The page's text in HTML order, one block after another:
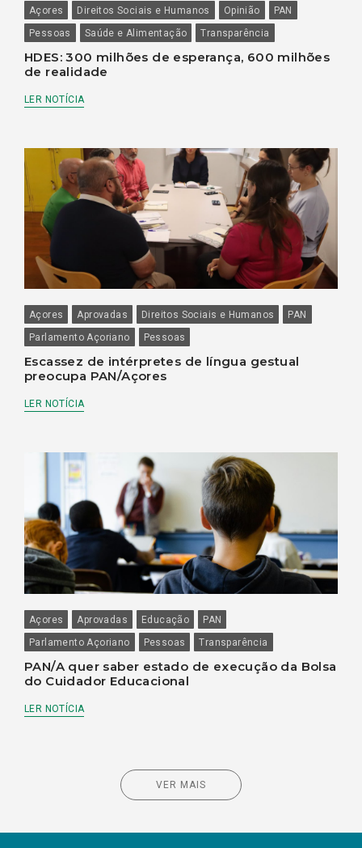
Açores Direitos Sociais e Humanos Opinião
PAN
Pessoas
Saúde e Alimentação Transparência
HDES: 300 milhões de esperança, 600 milhões
de realidade
LER NOTÍCIA
Açores Aprovadas Direitos Sociais e Humanos
PAN
Parlamento Açoriano
Pessoas
Escassez de intérpretes de língua gestual
preocupa PAN/Açores
LER NOTÍCIA
Açores Aprovadas Educação
PAN
Parlamento Açoriano
Pessoas Transparência
PAN/A quer saber estado de execução da Bolsa
do Cuidador Educacional
LER NOTÍCIA
VER MAIS